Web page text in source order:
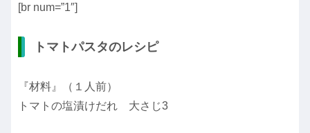
[br num=”1″]
トマトパスタのレシピ
『材料』（１人前）
トマトの塩漬けだれ 大さじ3